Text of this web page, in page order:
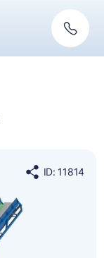
связь
ID: 11814